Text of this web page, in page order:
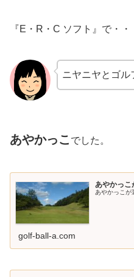
『E・R・C ソフト』で・・
ニヤニヤとゴル
あやかっこ でした。
あやかっこ
あやかっこが
golf-ball-a.com